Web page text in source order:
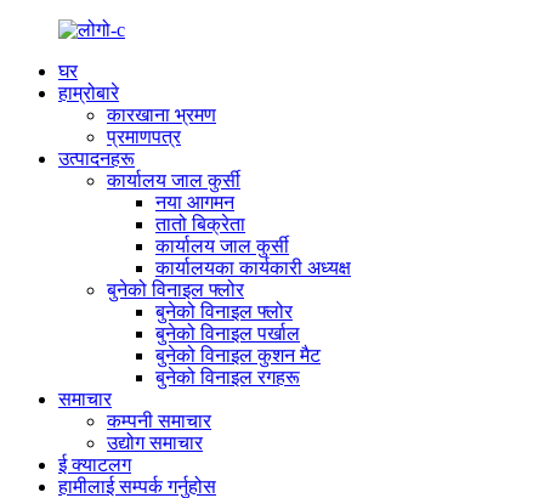
घर
हाम्रोबारे
कारखाना भ्रमण
प्रमाणपत्र
उत्पादनहरू
कार्यालय जाल कुर्सी
नया आगमन
तातो बिक्रेता
कार्यालय जाल कुर्सी
कार्यालयका कार्यकारी अध्यक्ष
बुनेको विनाइल फ्लोर
बुनेको विनाइल फ्लोर
बुनेको विनाइल पर्खाल
बुनेको विनाइल कुशन मैट
बुनेको विनाइल रगहरू
समाचार
कम्पनी समाचार
उद्योग समाचार
ई क्याटलग
हामीलाई सम्पर्क गर्नुहोस